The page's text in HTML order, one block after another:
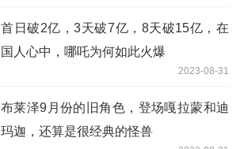
首日破2亿，3天破7亿，8天破15亿，在
国人心中，哪吒为何如此火爆
2023-08-31
布莱泽9月份的旧角色，登场嘎拉蒙和迪
玛迦，还算是很经典的怪兽